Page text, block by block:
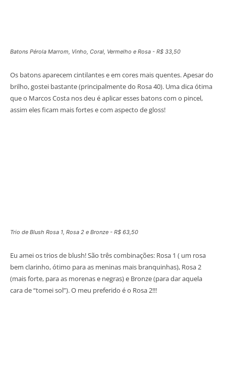
Batons Pérola Marrom, Vinho, Coral, Vermelho e Rosa - R$ 33,50
Os batons aparecem cintilantes e em cores mais quentes. Apesar do
brilho, gostei bastante (principalmente do Rosa 40). Uma dica ótima
que o Marcos Costa nos deu é aplicar esses batons com o pincel,
assim eles ficam mais fortes e com aspecto de gloss!
Trio de Blush Rosa 1, Rosa 2 e Bronze - R$ 63,50
Eu amei os trios de blush! São três combinações: Rosa 1 ( um rosa
bem clarinho, ótimo para as meninas mais branquinhas), Rosa 2
(mais forte, para as morenas e negras) e Bronze (para dar aquela
cara de “tomei sol”). O meu preferido é o Rosa 2!!!